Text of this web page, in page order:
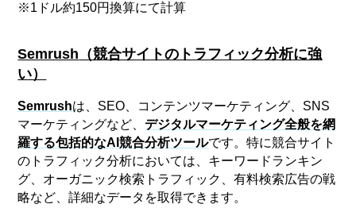
※1ドル約150円換算にて計算
Semrush （競合サイトのトラフィック分析に強
い）
Semrushは、SEO、コンテンツマーケティング、SNS
マーケティングなど、デジタルマーケティング全般を網
羅する包括的なAI競合分析ツールです。特に競合サイト
のトラフィック分析においては、キーワードランキン
グ、オーガニック検索トラフィック、有料検索広告の戦
略など、詳細なデータを取得できます。